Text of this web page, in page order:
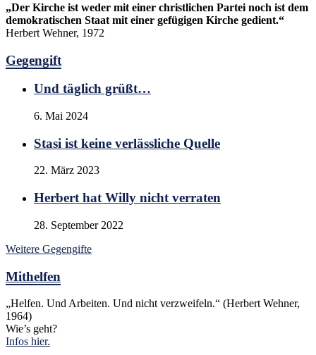
„Der Kirche ist weder mit einer christlichen Partei noch ist dem
demokratischen Staat mit einer gefügigen Kirche gedient.“
Herbert Wehner, 1972
Gegengift
Und täglich grüßt…
6. Mai 2024
Stasi ist keine verlässliche Quelle
22. März 2023
Herbert hat Willy nicht verraten
28. September 2022
Weitere Gegengifte
Mithelfen
„Helfen. Und Arbeiten. Und nicht verzweifeln.“ (Herbert Wehner,
1964)
Wie’s geht?
Infos hier.